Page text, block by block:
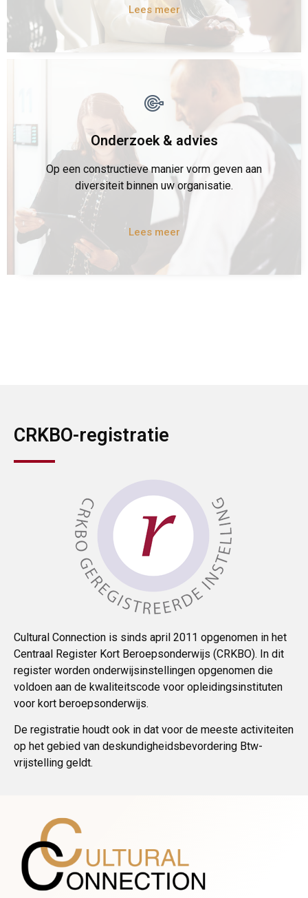
Lees meer
Onderzoek & advies
Op een constructieve manier vorm geven aan
diversiteit binnen uw organisatie.
Lees meer
CRKBO-registratie
Cultural Connection is sinds april 2011 opgenomen in het
Centraal Register Kort Beroepsonderwijs (CRKBO). In dit
register worden onderwijsinstellingen opgenomen die
voldoen aan de kwaliteitscode voor opleidingsinstituten
voor kort beroepsonderwijs.
De registratie houdt ook in dat voor de meeste activiteiten
op het gebied van deskundigheidsbevordering Btw-
vrijstelling geldt.